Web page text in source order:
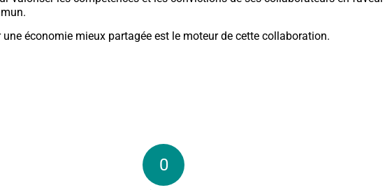
une économie mieux partagée est le moteur de cette collaboration.
0